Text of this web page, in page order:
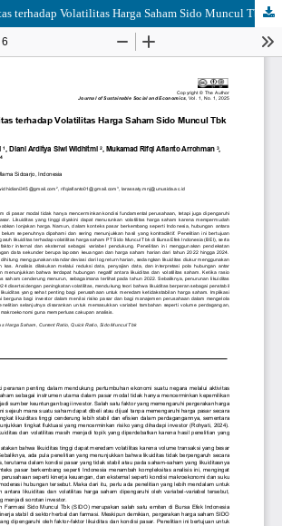
Pengaruh Likuiditas terhadap Volatilitas Harga Saham Sido Muncul Tbk di BEI